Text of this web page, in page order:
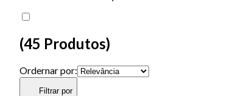
(45 Produtos)
Ordernar por:
Filtrar por